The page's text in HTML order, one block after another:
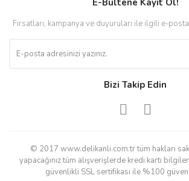
E-Bültene Kayıt Ol!
Fırsatları, kampanya ve duyuruları ile ilgili e-
Bizi Takip Edin
© 2017 www.delikanli.com.tr tüm hakları
yapacağınız tüm alışverişlerde kredi kartı
güvenlikli SSL sertifikası ile %100 güven